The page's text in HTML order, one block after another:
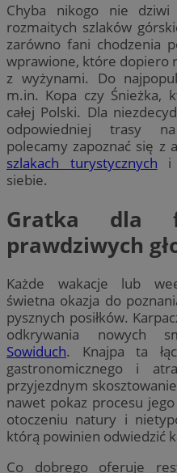
Chyba nikogo nie
rozmaitych szlaków
zarówno fani chodzenia
wprawione, które dopiero
z wyżynami. Do
m.in. Kopa czy Śnieżka,
całej Polski. Dla
odpowiedniej trasy na
polecamy zapoznać się z
szlakach turystycznych i
siebie.
Gratka dla
prawdziwych
Każde wakacje lub
świetna okazja do
pysznych posiłków.
odkrywania nowych
Sowiduch. Knajpa ta
gastronomicznego i
przyjezdnym
nawet pokaz procesu
otoczeniu natury i
którą powinien odwiedzić
Co dobrego oferuje